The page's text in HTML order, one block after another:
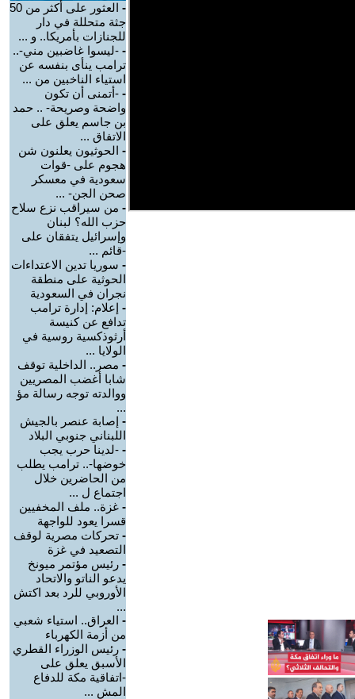
-
العثور على أكثر من 50
جثة متحللة في دار
للجنازات بأمريكا.. و ...
- -ليسوا غاضبين مني-..
ترامب ينأى بنفسه عن
استياء الناخبين من ...
- -أتمنى أن تكون
واضحة وصريحة- .. حمد
بن جاسم يعلق على
الاتفاق ...
- الحوثيون يعلنون شن
هجوم على -قوات
سعودية في معسكر
صحن الجن- ...
- من سيراقب نزع سلاح
حزب الله؟ لبنان
وإسرائيل يتفقان على
-قائم ...
- سوريا تدين الاعتداءات
الحوثية على منطقة
نجران في السعودية
- إعلام: إدارة ترامب
تدافع عن كنيسة
أرثوذكسية روسية في
الولايا ...
- مصر.. الداخلية توقف
شابا أغضب المصريين
ووالدته توجه رسالة مؤ
...
- إصابة عنصر بالجيش
اللبناني جنوبي البلاد
- -لدينا حرب يجب
خوضها-.. ترامب يطلب
من الحاضرين خلال
اجتماع ل ...
- غزة.. ملف المخفيين
قسرا يعود للواجهة
- تحركات مصرية لوقف
التصعيد في غزة
- رئيس مؤتمر ميونخ
يدعو الناتو والاتحاد
الأوروبي للرد بعد اكتش
...
- العراق.. استياء شعبي
من أزمة الكهرباء
- رئيس الوزراء القطري
الأسبق يعلق على
-اتفاقية مكة للدفاع
المش ...